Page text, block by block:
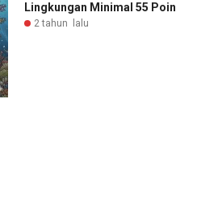
Lingkungan Minimal 55 Poin
2 tahun lalu